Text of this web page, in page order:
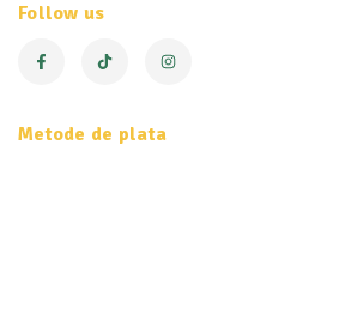
Follow us
Metode de plata